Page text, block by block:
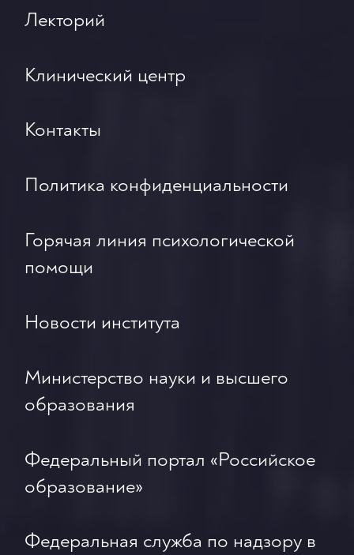
Лекторий
Клинический центр
Контакты
Политика конфиденциальности
Горячая линия психологической
помощи
Новости института
Министерство науки и высшего
образования
Федеральный портал «Российское
образование»
Федеральная служба по надзору в